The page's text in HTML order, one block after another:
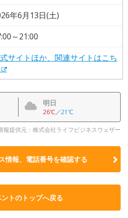
年6月13日(土)
～21:00
サイトほか、関連サイトはこち
明日
26℃／21℃
報提供元：株式会社ライフビジネスウェザー
情報、電話番号を確認する
トのトップへ戻る